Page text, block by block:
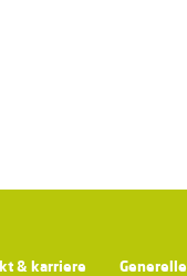
& karriere
Generelle